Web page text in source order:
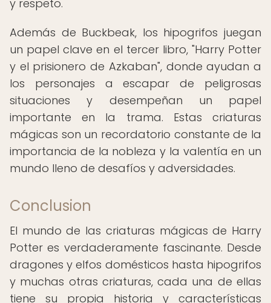
y respeto.
Además de Buckbeak, los hipogrifos juegan
un papel clave en el tercer libro, "Harry Potter
y el prisionero de Azkaban", donde ayudan a
los personajes a escapar de peligrosas
situaciones y desempeñan un papel
importante en la trama. Estas criaturas
mágicas son un recordatorio constante de la
importancia de la nobleza y la valentía en un
mundo lleno de desafíos y adversidades.
Conclusion
El mundo de las criaturas mágicas de Harry
Potter es verdaderamente fascinante. Desde
dragones y elfos domésticos hasta hipogrifos
y muchas otras criaturas, cada una de ellas
tiene su propia historia y características